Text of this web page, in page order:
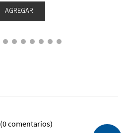
AGREGAR
(0 comentarios)